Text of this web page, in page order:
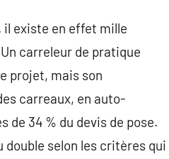
existe en effet mille
carreleur de pratique
projet, mais son
carreaux, en auto-
de 34 % du devis de pose.
selon les critères qui